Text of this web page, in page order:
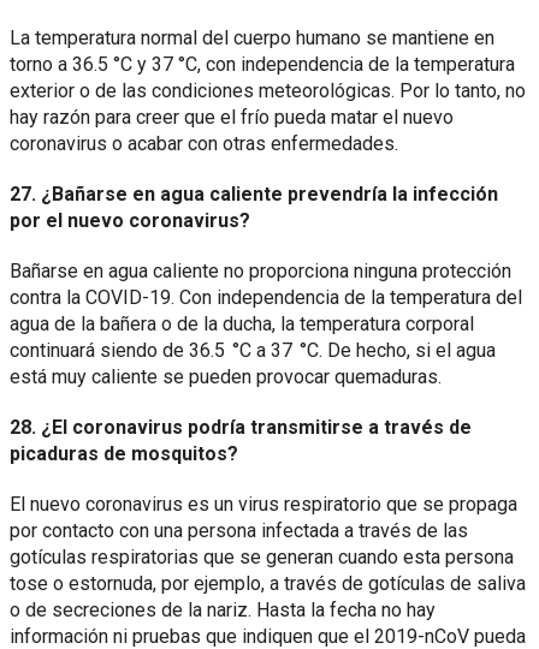
La temperatura normal del cuerpo humano se mantiene en
torno a 36.5 °C y 37 °C, con independencia de la temperatura
exterior o de las condiciones meteorológicas. Por lo tanto, no
hay razón para creer que el frío pueda matar el nuevo
coronavirus o acabar con otras enfermedades.
27. ¿Bañarse en agua caliente prevendría la infección
por el nuevo coronavirus?
Bañarse en agua caliente no proporciona ninguna protección
contra la COVID-19. Con independencia de la temperatura del
agua de la bañera o de la ducha, la temperatura corporal
continuará siendo de 36.5 °C a 37 °C. De hecho, si el agua
está muy caliente se pueden provocar quemaduras.
28. ¿El coronavirus podría transmitirse a través de
picaduras de mosquitos?
El nuevo coronavirus es un virus respiratorio que se propaga
por contacto con una persona infectada a través de las
gotículas respiratorias que se generan cuando esta persona
tose o estornuda, por ejemplo, a través de gotículas de saliva
o de secreciones de la nariz. Hasta la fecha no hay
información ni pruebas que indiquen que el 2019-nCoV pueda